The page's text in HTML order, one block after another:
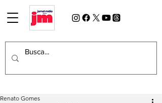
Renato Gomes